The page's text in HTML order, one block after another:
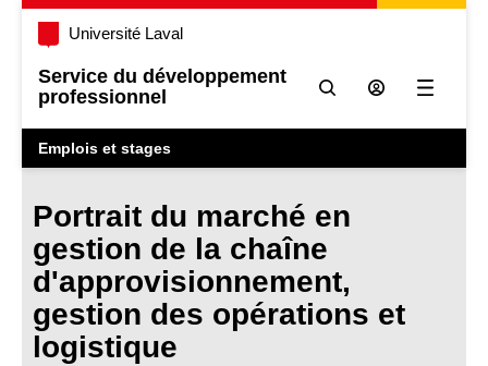
Université Laval
Service du développement
professionnel
Ouvrir
Emplois et stages
Portrait du marché en
gestion de la chaîne
d'approvisionnement,
gestion des opérations et
logistique